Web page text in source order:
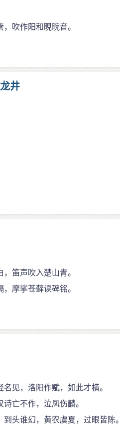
吹作阳和睍睆音。
井
笛声吹入楚山青。
摩挲苍藓读碑铭。
见，洛阳作赋，如此才横。
亡不作，泣凤伤麟。
头谁幻，黄农虞夏，过眼皆陈。